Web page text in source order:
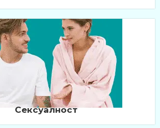
Сексуалност